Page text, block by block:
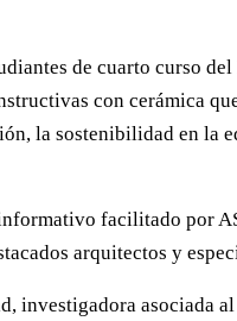
de cuarto curso
con cerámica
la sostenibilidad en
facilitado por
arquitectos y
investigadora asociada